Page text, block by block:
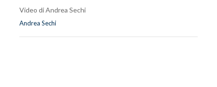
Video di Andrea Sechi
Andrea Sechi